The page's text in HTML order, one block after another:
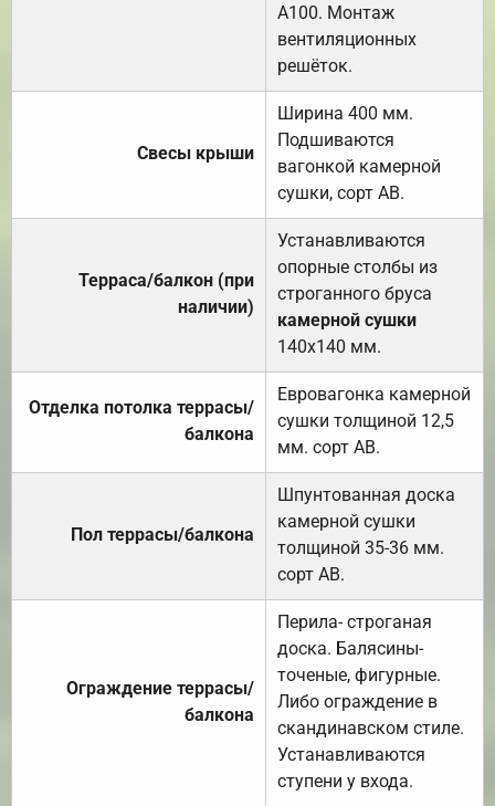
А100. Монтаж
вентиляционных
решёток.
Свесы крыши
Ширина 400 мм.
Подшиваются
вагонкой камерной
сушки, сорт АВ.
Терраса/балкон (при
наличии)
Устанавливаются
опорные столбы из
строганного бруса
камерной сушки
140х140 мм.
Отделка потолка террасы/
балкона
Евровагонка камерной
сушки толщиной 12,5
мм. сорт АВ.
Пол террасы/балкона
Шпунтованная доска
камерной сушки
толщиной 35-36 мм.
сорт АВ.
Ограждение террасы/
балкона
Перила- строганая
доска. Балясины-
точеные, фигурные.
Либо ограждение в
скандинавском стиле.
Устанавливаются
ступени у входа.